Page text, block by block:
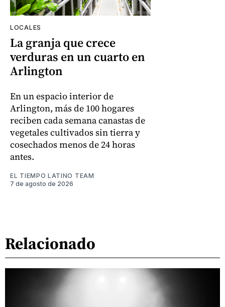
LOCALES
La granja que crece
verduras en un cuarto en
Arlington
En un espacio interior de
Arlington, más de 100 hogares
reciben cada semana canastas de
vegetales cultivados sin tierra y
cosechados menos de 24 horas
antes.
EL TIEMPO LATINO TEAM
7 de agosto de 2026
Relacionado